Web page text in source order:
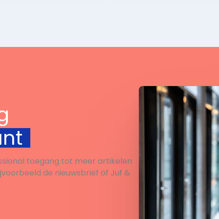
betekent en waarom
typische kenmerken
Duitsland, Frankrijk en
Nederland en bedenken
waarom het belangrijk
open te staan voor
culturen.
toegang tot meer artikelen
de nieuwsbrief of Juf &